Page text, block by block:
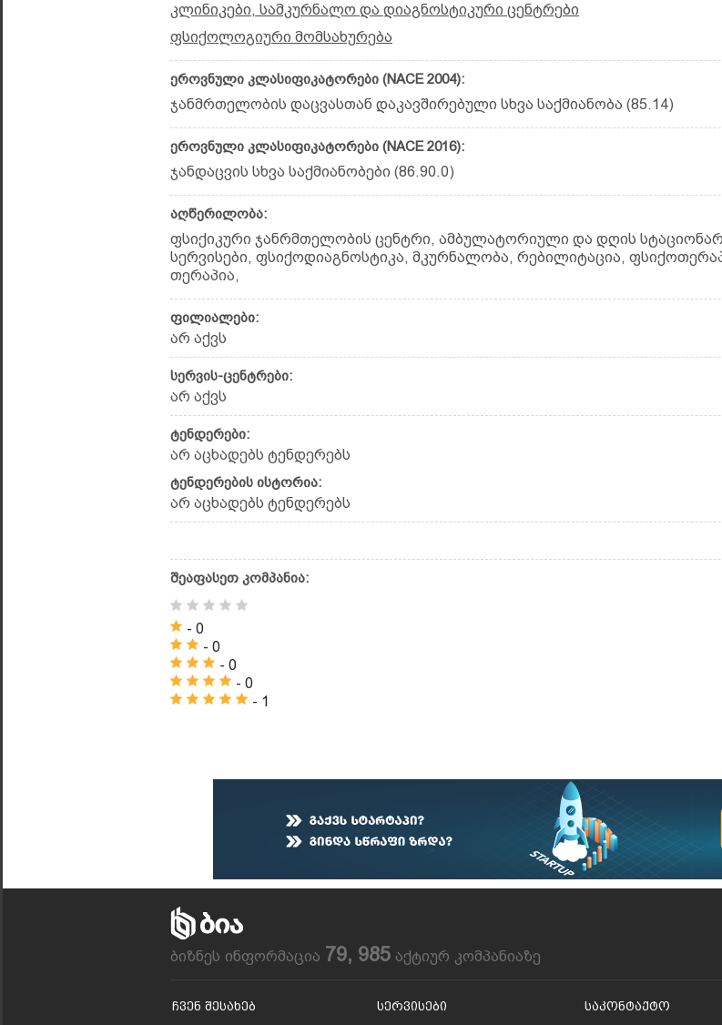
კლინიკები, სამკურნალო და დიაგნოსტიკური ცენტრები
ფსიქოლოგიური მომსახურება
ეროვნული კლასიფიკატორები (NACE 2004):
ჯანმრთელობის დაცვასთან დაკავშირებული სხვა საქმიანობა (85.14)
ეროვნული კლასიფიკატორები (NACE 2016):
ჯანდაცვის სხვა საქმიანობები (86.90.0)
აღწერილობა:
ფსიქიკური ჯანრმთელობის ცენტრი, ამბულატორიული და დღის
სერვისები, ფსიქოდიაგნოსტიკა, მკურნალობა, რებილიტაცია,
თერაპია,
ფილიალები:
არ აქვს
სერვის-ცენტრები:
არ აქვს
ტენდერები:
არ აცხადებს ტენდერებს
ტენდერების ისტორია:
არ აცხადებს ტენდერებს
შეაფასეთ კომპანია:
- 0
- 0
- 0
- 0
- 1
ბიზნეს ინფორმაცია 79, 985 აქტიურ კომპანიაზე
Ჩვენ Შესახებ Სერვისები Საკონტაქტო